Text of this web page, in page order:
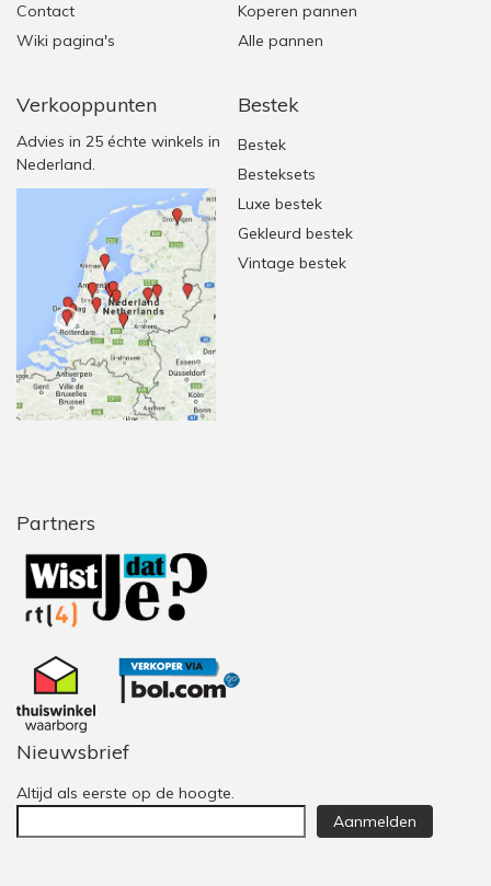
Contact
Wiki pagina's
Verkooppunten
Advies in 25 échte winkels in
Nederland.
Koperen pannen
Alle pannen
Bestek
Bestek
Besteksets
Luxe bestek
Gekleurd bestek
Vintage bestek
Partners
Nieuwsbrief
Altijd als eerste op de hoogte.
Aanmelden